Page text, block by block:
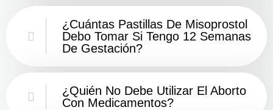
¿Cuántas Pastillas De Misoprostol
Debo Tomar Si Tengo 12 Semanas
De Gestación?
¿Quién No Debe Utilizar El Aborto
Con Medicamentos?